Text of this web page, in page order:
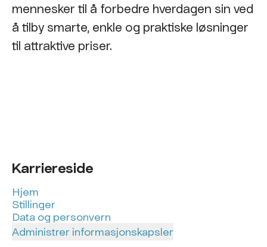
mennesker til å forbedre hverdagen sin ved
å tilby smarte, enkle og praktiske løsninger
til attraktive priser.
Karriereside
Hjem
Stillinger
Data og personvern
Administrer informasjonskapsler